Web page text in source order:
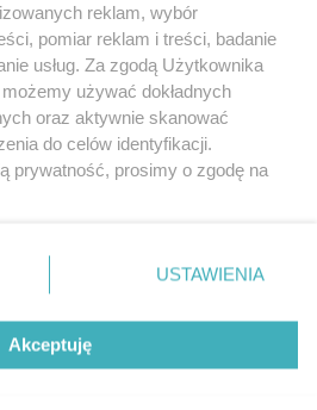
PRYWATNOŚCI HOSTING
RSS FACEBOOK KONTAKT
serwisy
Muzyka i kultura
Archiwum wydarzeń
Zdjęcia miasta
reklam, wybór
pomiar reklam i treści, badanie
usług. Za zgodą Użytkownika
używać dokładnych
oraz aktywnie skanować
do celów identyfikacji.
prywatność, prosimy o zgodę na
dolnym rogu strony
. Niektóre
będą miały zastosowania tylko
USTAWIENIA
Akceptuję